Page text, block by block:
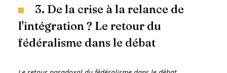
3. De la crise à la relance de
l'intégration ? Le retour du
fédéralisme dans le débat